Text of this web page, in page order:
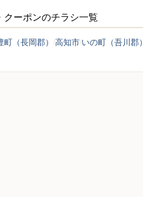
ーポンのチラシ一覧
町（長岡郡） 高知市 いの町（吾川郡）